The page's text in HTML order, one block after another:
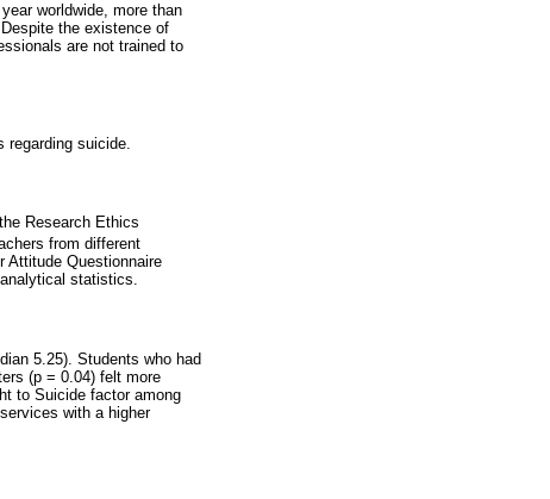
worldwide, more than
the existence of
are not trained to
suicide.
Research Ethics
from different
Attitude Questionnaire
statistics.
5.25). Students who had
(p = 0.04) felt more
to Suicide factor among
with a higher